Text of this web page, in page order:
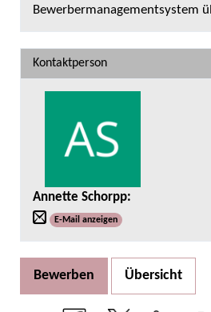
Bewerbermanagementsystem
Kontaktperson
Annette Schorpp:
E-Mail anzeigen
Bewerben Übersicht